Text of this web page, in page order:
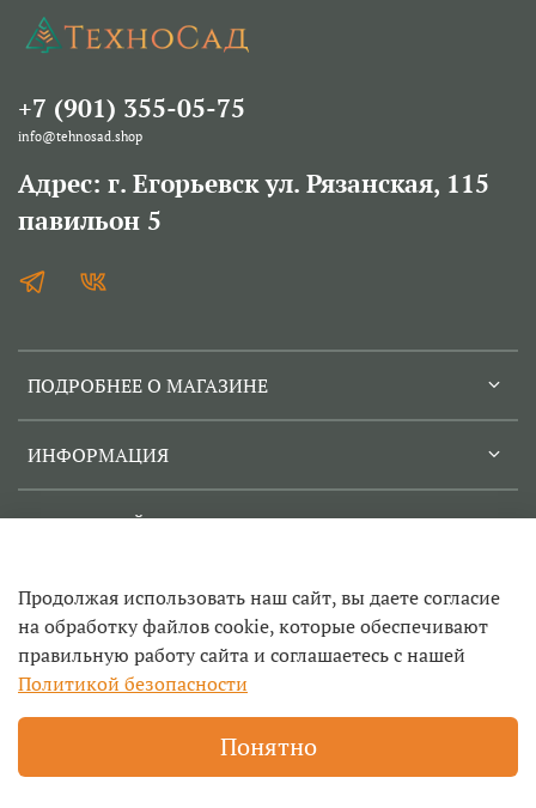
ПОДРОБНЕЕ О МАГАЗИНЕ
ИНФОРМАЦИЯ
СЕРВИСНЫЙ ЦЕНТР
+7 (901) 355-05-75
info@tehnosad.shop
Адрес: г. Егорьевск ул. Рязанская, 115
павильон 5
© 2022-2026
Егорьевске, заточка цепей, продажа инструмента и запчастей
для триммеров, бензопил и другой техники, прокат садового и
Продолжая использовать наш сайт, вы даете согласие
на обработку файлов cookie, которые обеспечивают
правильную работу сайта и соглашаетесь с нашей
Политикой безопасности
Понятно